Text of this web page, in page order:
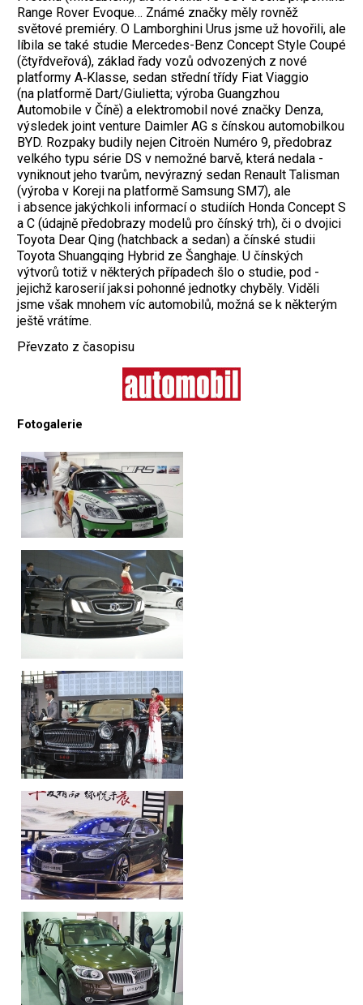
Range Rover Evoque… Známé značky měly rovněž
světové premiéry. O Lamborghini Urus jsme už hovořili, ale
líbila se také studie Mercedes-Benz Concept Style Coupé
(čtyřdveřová), základ řady vozů odvozených z nové
platformy A‑Klasse, sedan střední třídy Fiat Viaggio
(na platformě Dart/Giulietta; výroba Guangzhou
Automobile v Číně) a elektromobil nové značky Denza,
výsledek joint venture Daimler AG s čínskou automobilkou
BYD. Rozpaky budily nejen Citroën Numéro 9, předobraz
velkého typu série DS v nemožné barvě, která nedala ­
vyniknout jeho tvarům, nevýrazný sedan ­Renault Talisman
(výroba v Koreji na platformě Samsung SM7), ale
i absence jakýchkoli informací o studiích Honda Concept S
a C (údajně předobrazy modelů pro čínský trh), či o dvojici
Toyota Dear Qing (hatchback a sedan) a čínské studii
Toyota Shuangqing ­Hybrid ze Šanghaje. U čínských
výtvorů totiž v některých případech šlo o studie, pod ­
jejichž karoserií jaksi pohonné jednotky chyběly. Viděli
jsme však mnohem víc automo­bilů, možná se k některým
ještě vrátíme.
Převzato z časopisu
Fotogalerie